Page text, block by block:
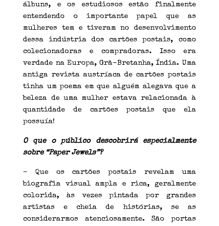
álbuns, e os estudiosos estão finalmente
entendendo o importante papel que as
mulheres tem e tiveram no desenvolvimento
dessa indústria dos cartões postais, como
colecionadoras e compradoras. Isso era
verdade na Europa, Grã-Bretanha, Índia. Uma
antiga revista austríaca de cartões postais
tinha um poema em que alguém alegava que a
beleza de uma mulher estava relacionada à
quantidade de cartões postais que ela
possuía!
O que o público descobrirá especialmente
sobre “Paper Jewels”?
– Que os cartões postais revelam uma
biografia visual ampla e rica, geralmente
colorida, às vezes pintada por grandes
artistas e cheia de histórias, se as
considerarmos atenciosamente. São portas